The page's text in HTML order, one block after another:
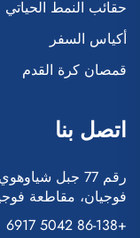
حقائب النمط الحياتي
أكياس السفر
قمصان كرة القدم
اتصل بنا
رقم 77 جبل
فوجيان، مقاطعة
+86-138 5042 6917